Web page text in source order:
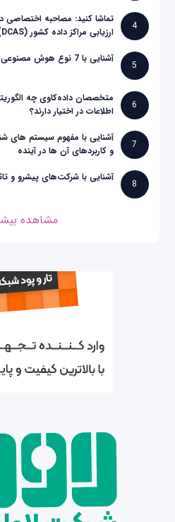
4
تماشا کنید: مصاحبه اختصاصی
ارزیابی مراکز داده کشور (DCAS)
5
آشنایی با 7 نوع هوش مصنوعی پرکاربرد
6
متخصصان داده‌کاوی چه
اطلاعات در اختیار دارند؟
7
و کاربردهای آن ها در آینده
8
آشنایی با شرکت‌های پیشرو و
مشاهده